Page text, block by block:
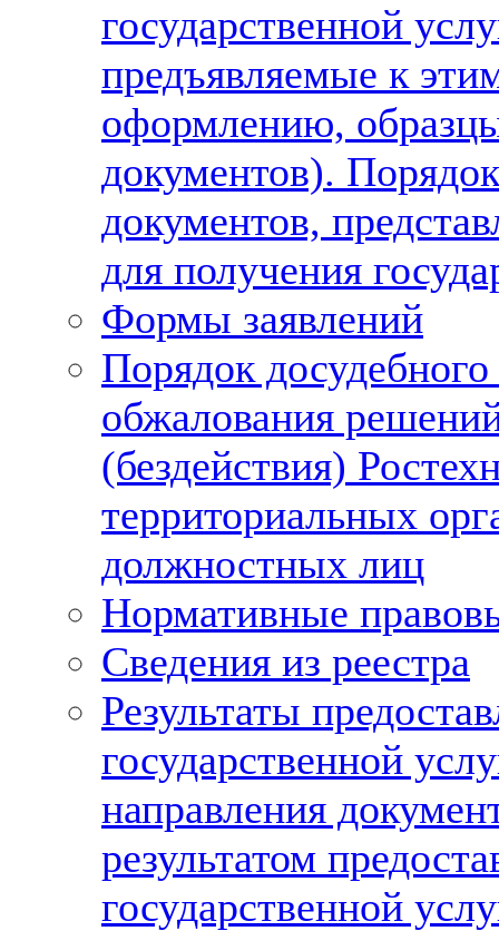
государственной
предъявляемые к
оформлению,
документов).
документов,
для получения
Формы заявлений
Порядок
обжалования
(бездействия)
территориальных
должностных лиц
Нормативные
Сведения из реестра
Результаты
государственной
направления
результатом
государственной